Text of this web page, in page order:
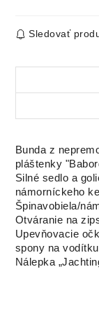
Sledovať
Bunda z
pláštenky
Silné sedlo a
námorníckeho
Špinavobiela/
Otváranie na
Upevňovacie
spony na
Nálepka